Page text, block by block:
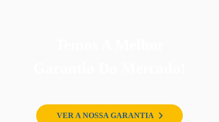
VER A NOSSA GARANTIA